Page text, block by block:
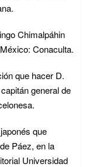
Chimalpáhin
Conaculta.
que hacer D.
general de
que
Páez, en la
Universidad